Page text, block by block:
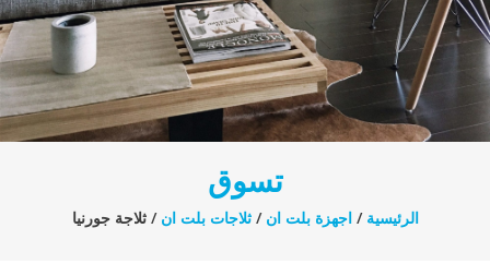
تسوق
الرئيسية /اجهزة بلت ان /ثلاجات بلت ان / ثلاجة جورنيا